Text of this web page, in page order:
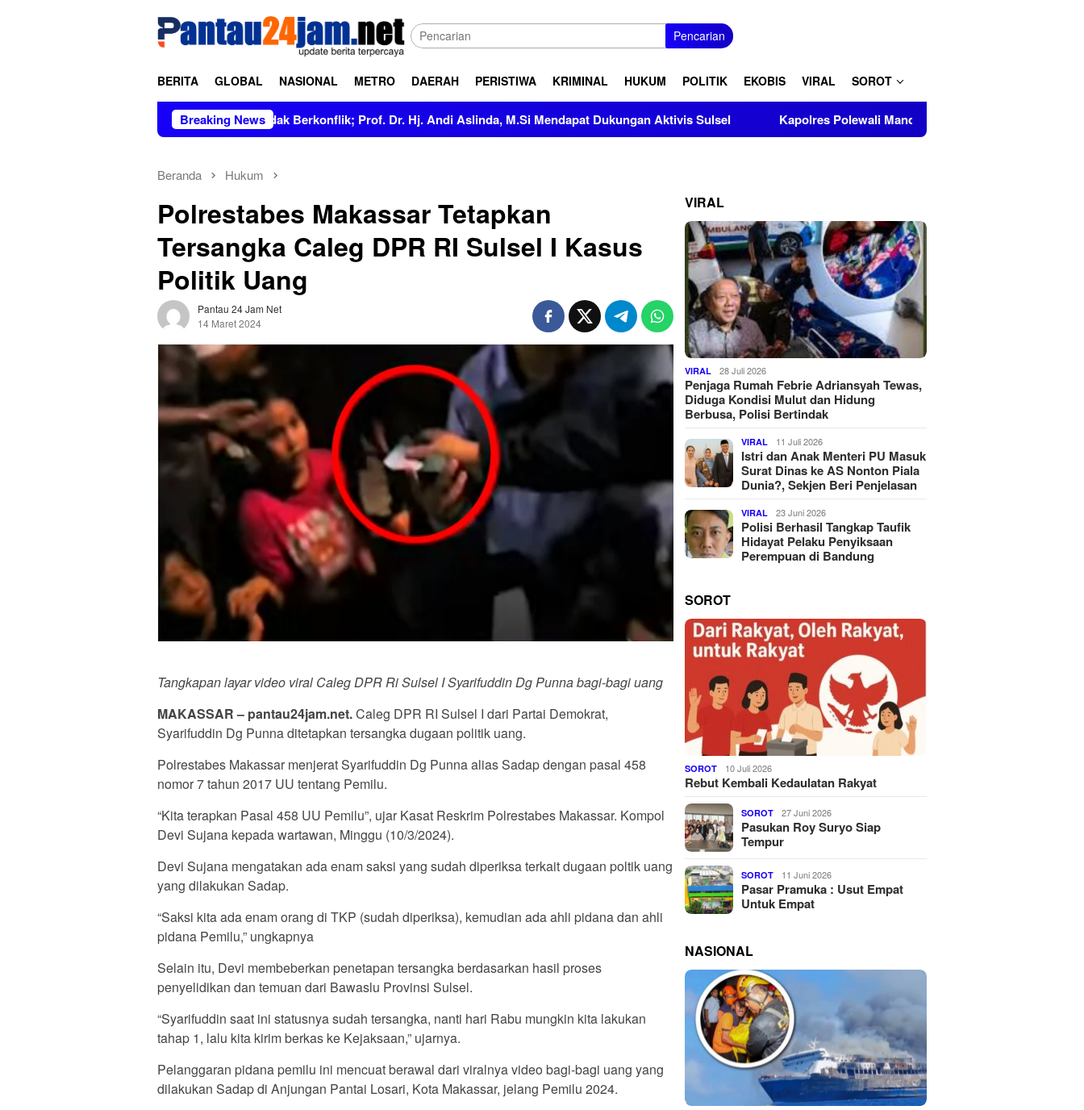
Pencarian
BERITA GLOBAL NASIONAL METRO DAERAH PERISTIWA KRIMINAL HUKUM POLITIK EKOBIS VIRAL SOROT
Breaking News
Dipimpin Figur Bersih dan Tidak Berkonflik; Prof. Dr. Hj. Andi Aslinda, M.Si Mendapat Dukungan Aktivis Sulsel Kapolres Polewali Mandar Turut Musnahkan Barang Bukti Perkara
Beranda Hukum
Polrestabes Makassar Tetapkan
Tersangka Caleg DPR RI Sulsel I Kasus
Politik Uang
Pantau 24 Jam Net
14 Maret 2024
Tangkapan layar video viral Caleg DPR Ri Sulsel I Syarifuddin Dg Punna bagi-bagi uang
MAKASSAR – pantau24jam.net.Caleg DPR RI Sulsel I dari Partai Demokrat,
Syarifuddin Dg Punna ditetapkan tersangka dugaan politik uang.
Polrestabes Makassar menjerat Syarifuddin Dg Punna alias Sadap dengan pasal 458
nomor 7 tahun 2017 UU tentang Pemilu.
“Kita terapkan Pasal 458 UU Pemilu”, ujar Kasat Reskrim Polrestabes Makassar. Kompol
Devi Sujana kepada wartawan, Minggu (10/3/2024).
Devi Sujana mengatakan ada enam saksi yang sudah diperiksa terkait dugaan poltik uang
yang dilakukan Sadap.
“Saksi kita ada enam orang di TKP (sudah diperiksa), kemudian ada ahli pidana dan ahli
pidana Pemilu,” ungkapnya
Selain itu, Devi membeberkan penetapan tersangka berdasarkan hasil proses
penyelidikan dan temuan dari Bawaslu Provinsi Sulsel.
“Syarifuddin saat ini statusnya sudah tersangka, nanti hari Rabu mungkin kita lakukan
tahap 1, lalu kita kirim berkas ke Kejaksaan,” ujarnya.
Pelanggaran pidana pemilu ini mencuat berawal dari viralnya video bagi-bagi uang yang
dilakukan Sadap di Anjungan Pantai Losari, Kota Makassar, jelang Pemilu 2024.
VIRAL
VIRAL 28 Juli 2026
Penjaga Rumah Febrie Adriansyah Tewas,
Diduga Kondisi Mulut dan Hidung
Berbusa, Polisi Bertindak
VIRAL 11 Juli 2026
Istri dan Anak Menteri PU Masuk
Surat Dinas ke AS Nonton Piala
Dunia?, Sekjen Beri Penjelasan
VIRAL 23 Juni 2026
Polisi Berhasil Tangkap Taufik
Hidayat Pelaku Penyiksaan
Perempuan di Bandung
SOROT
SOROT 10 Juli 2026
Rebut Kembali Kedaulatan Rakyat
SOROT 27 Juni 2026
Pasukan Roy Suryo Siap
Tempur
SOROT 11 Juni 2026
Pasar Pramuka : Usut Empat
Untuk Empat
NASIONAL